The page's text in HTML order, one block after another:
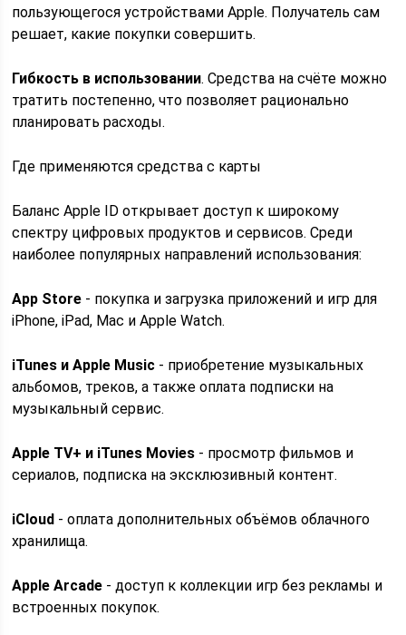
пользующегося устройствами Apple. Получатель сам
решает, какие покупки совершить.
Гибкость в использовании. Средства на счёте можно
тратить постепенно, что позволяет рационально
планировать расходы.
Где применяются средства с карты
Баланс Apple ID открывает доступ к широкому
спектру цифровых продуктов и сервисов. Среди
наиболее популярных направлений использования:
App Store - покупка и загрузка приложений и игр для
iPhone, iPad, Mac и Apple Watch.
iTunes и Apple Music - приобретение музыкальных
альбомов, треков, а также оплата подписки на
музыкальный сервис.
Apple TV+ и iTunes Movies - просмотр фильмов и
сериалов, подписка на эксклюзивный контент.
iCloud - оплата дополнительных объёмов облачного
хранилища.
Apple Arcade - доступ к коллекции игр без рекламы и
встроенных покупок.